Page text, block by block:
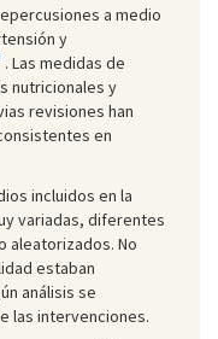
a medio
y
. Las medidas de
nutricionales y
revisiones han
en
incluidos en la
variadas, diferentes
aleatorizados. No
estaban
análisis se
las intervenciones.